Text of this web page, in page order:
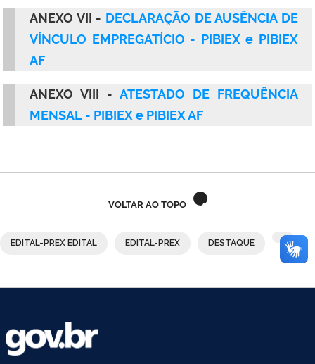
ANEXO VII - DECLARAÇÃO DE AUSÊNCIA DE
VÍNCULO EMPREGATÍCIO - PIBIEX e PIBIEX
AF
ANEXO VIII -ATESTADO DE FREQUÊNCIA
MENSAL - PIBIEX e PIBIEX AF
VOLTAR AO TOPO
EDITAL-PREX EDITAL EDITAL-PREX DESTAQUE